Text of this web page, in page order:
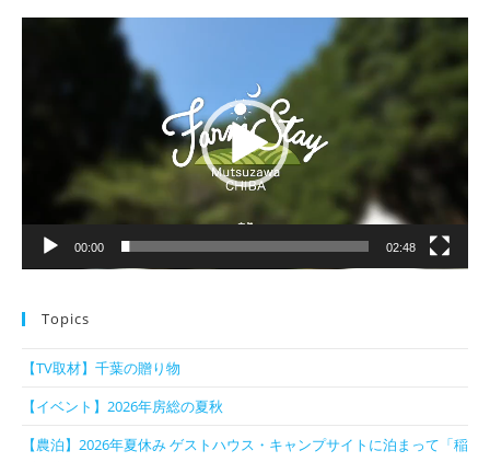
00:00 02:48
Topics
【TV取材】千葉の贈り物
【イベント】2026年房総の夏秋
【農泊】2026年夏休み ゲストハウス・キャンプサイトに泊まって「稲